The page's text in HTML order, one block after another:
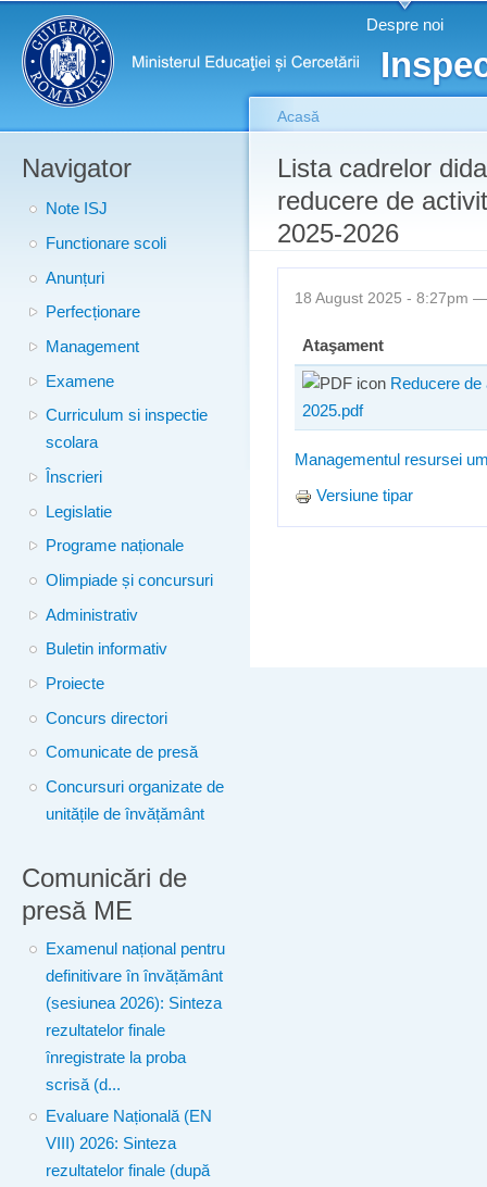
Meniu principal Despre noi
Navigator
Note ISJ
Functionare scoli
Anunțuri
Perfecționare
Management
Examene
Curriculum si inspectie
scolara
Înscrieri
Legislatie
Programe naționale
Olimpiade și concursuri
Administrativ
Buletin informativ
Proiecte
Concurs directori
Comunicate de presă
Concursuri organizate de
unitățile de învățământ
Comunicări de
presă ME
Examenul național pentru
definitivare în învățământ
(sesiunea 2026): Sinteza
rezultatelor finale
înregistrate la proba
scrisă (d...
Evaluare Națională (EN
VIII) 2026: Sinteza
rezultatelor finale (după
Eşti aici
Acasă
Lista cadrelor
reducere de
2025-2026
18 August 2025 - 8:27pm
Ataşament
Reducere
2025.pdf
Managementul resursei
Versiune tipar